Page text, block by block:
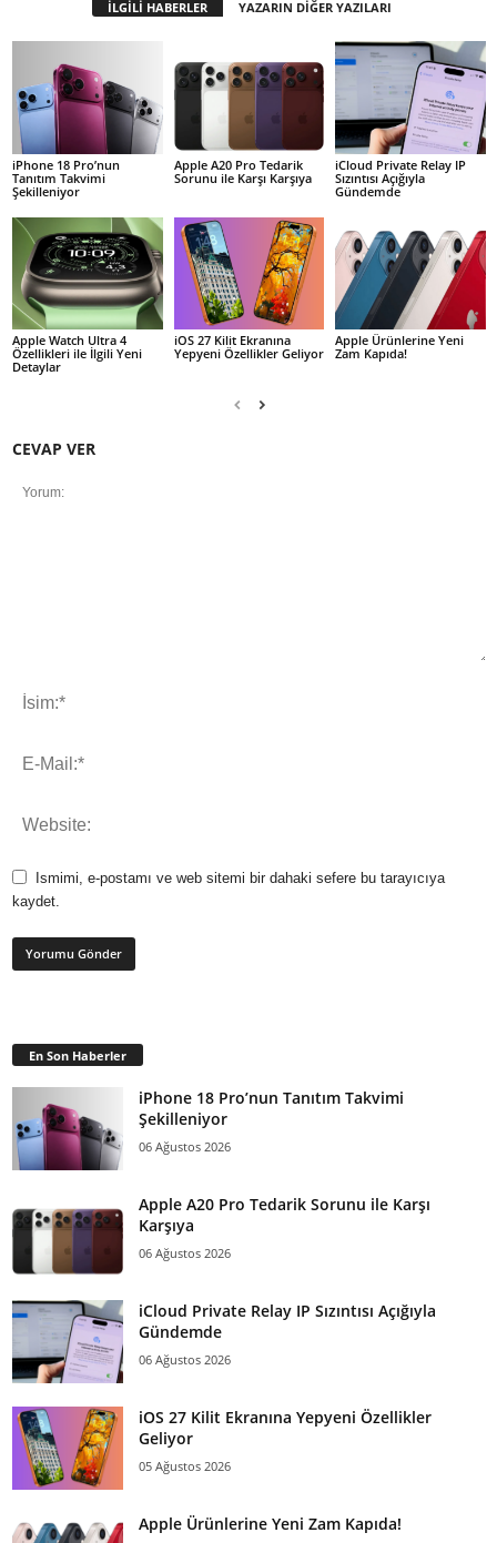
İLGİLİ HABERLER YAZARIN DİĞER YAZILARI
iPhone 18 Pro’nun
Tanıtım Takvimi
Şekilleniyor
Apple A20 Pro Tedarik
Sorunu ile Karşı Karşıya
iCloud Private Relay IP
Sızıntısı Açığıyla
Gündemde
Apple Watch Ultra 4
Özellikleri ile İlgili Yeni
Detaylar
iOS 27 Kilit Ekranına
Yepyeni Özellikler Geliyor
Apple Ürünlerine Yeni
Zam Kapıda!
CEVAP VER
Ismimi, e-postamı ve web sitemi bir dahaki sefere bu tarayıcıya
kaydet.
En Son Haberler
iPhone 18 Pro’nun Tanıtım Takvimi
Şekilleniyor
06 Ağustos 2026
Apple A20 Pro Tedarik Sorunu ile Karşı
Karşıya
06 Ağustos 2026
iCloud Private Relay IP Sızıntısı Açığıyla
Gündemde
06 Ağustos 2026
iOS 27 Kilit Ekranına Yepyeni Özellikler
Geliyor
05 Ağustos 2026
Apple Ürünlerine Yeni Zam Kapıda!